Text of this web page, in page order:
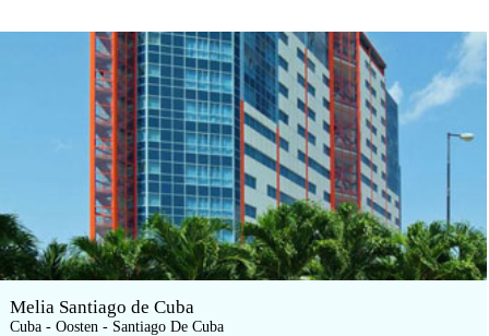
Melia Santiago de Cuba
Cuba - Oosten - Santiago De Cuba